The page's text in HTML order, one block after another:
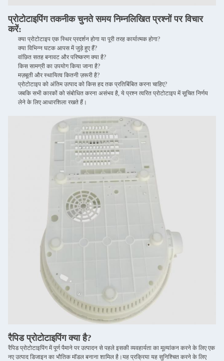
प्रोटोटाइपिंग तकनीक चुनते समय निम्नलिखित प्रश्नों पर विचार
करें:
क्या प्रोटोटाइप एक स्थिर प्रदर्शन होगा या पूरी तरह कार्यात्मक होगा?
क्या विभिन्न घटक आपस में जुड़े हुए हैं?
वांछित सतह बनावट और परिष्करण क्या है?
किस सामग्री का उपयोग किया जाना है?
मज़बूती और स्थायित्व कितनी ज़रूरी है?
प्रोटोटाइप को अंतिम उत्पाद को किस हद तक प्रतिबिंबित करना चाहिए?
जबकि सभी कारकों को संबोधित करना असंभव है, ये प्रश्न त्वरित प्रोटोटाइप में सूचित निर्णय
लेने के लिए आधारशिला रखते हैं।
रैपिड प्रोटोटाइपिंग क्या है?
रैपिड प्रोटोटाइपिंग में पूर्ण पैमाने पर उत्पादन से पहले इसकी व्यवहार्यता का मूल्यांकन करने के लिए एक
नए उत्पाद डिजाइन का भौतिक मॉडल बनाना शामिल है।यह प्रक्रिया यह सुनिश्चित करने के लिए